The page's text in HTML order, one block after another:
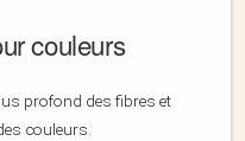
couleurs
profond des fibres et
couleurs.